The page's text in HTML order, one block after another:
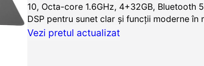
10, Octa-core 1.6GHz, 4+32GB, Bluetooth
DSP pentru sunet clar și funcții moderne în
Vezi pretul actualizat